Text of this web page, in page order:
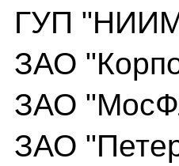
ГУП
ЗАО
ЗАО
ЗАО